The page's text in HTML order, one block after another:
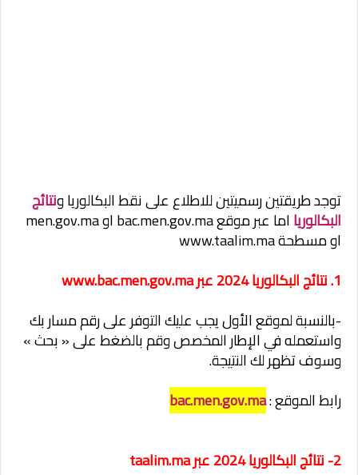
توجد طريقتين رسميتين للاطلاع على نقط البكالوريا ونتائج
البكالوريا اما عبر موقع bac.men.gov.ma او men.gov.ma
او مسطحة www.taalim.ma
1. نتائج البكالوريا 2024 عبر www.bac.men.gov.ma
-بالنسبة لموقع الأول يجب عليك التوفر على رقم مسار بك
واستعمله في الإطار المخصص وقم بالضغط على « بحث »
وسوف تظهر لك النتيجة.
رابط الموقع :bac.men.gov.ma
2- نتائج البكالوريا 2024 عبر taalim.ma